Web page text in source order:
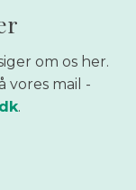
om os her.
vores mail -
.